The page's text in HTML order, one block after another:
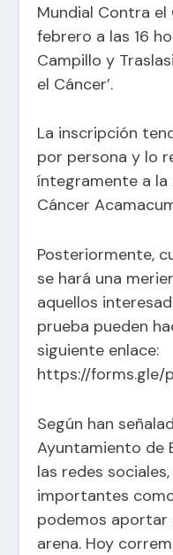
Mundial Contra
febrero a las 16
Campillo y
el Cáncer’.
La inscripción
por persona y lo
íntegramente a
Cáncer
Posteriormente,
se hará una
aquellos
prueba pueden
siguiente enlace:
https://forms.gle/
Según han
Ayuntamiento de
las redes
importantes
podemos
arena. Hoy